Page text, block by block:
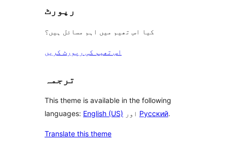
رپورٹ
کیا اس تھیم میں اہم مسائل ہیں؟
اس تھیم کی رپورٹ کریں
ترجمہ
This theme is available in the following
languages: English (US) Русский.
Translate this theme